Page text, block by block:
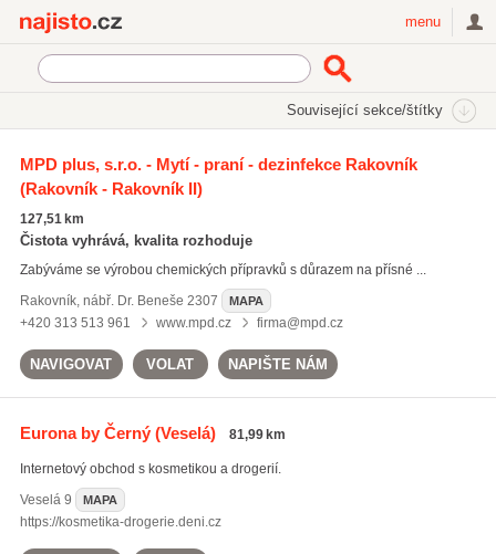
menu
Související sekce/štítky
prací prášky(1515)
nealko nápoje
alkoholické nápoje (5041)
Všechny související štítky
MPD plus, s.r.o. - Mytí - praní - dezinfekce Rakovník
(Rakovník - Rakovník II)
127,51 km
Čistota vyhrává, kvalita rozhoduje
Zabýváme se výrobou chemických přípravků s důrazem na přísné ...
Rakovník, nábř. Dr. Beneše 2307 MAPA
+420 313 513 961 www.mpd.cz firma@mpd.cz
NAVIGOVAT VOLAT NAPIŠTE NÁM
Eurona by Černý(Veselá) 81,99 km
Internetový obchod s kosmetikou a drogerií.
Veselá9 MAPA
https://kosmetika-drogerie.deni.cz